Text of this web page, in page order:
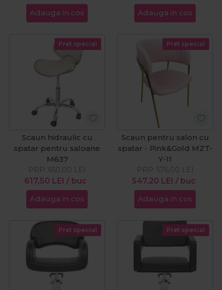
Adauga in cos Adauga in cos
Pret special
Scaun hidraulic cu
spatar pentru saloane
M637
617,50 LEI / buc
PRP: 650,00 LEI
Adauga in cos
Pret special
Scaun pentru salon cu
spatar - Pink&Gold MZT-
Y-11
547,20 LEI / buc
PRP: 576,00 LEI
Adauga in cos
Pret special Pret special